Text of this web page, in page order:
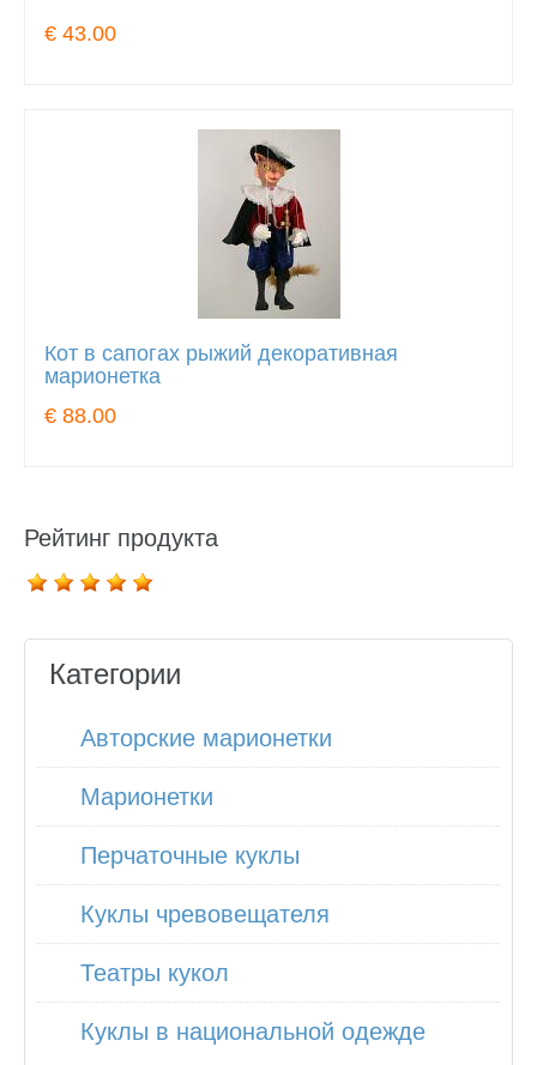
€ 43.00
Кот в сапогах рыжий декоративная
марионетка
€ 88.00
Рейтинг продукта
Категории
Авторские марионетки
Марионетки
Перчаточные куклы
Куклы чревовещателя
Театры кукол
Куклы в национальной одежде